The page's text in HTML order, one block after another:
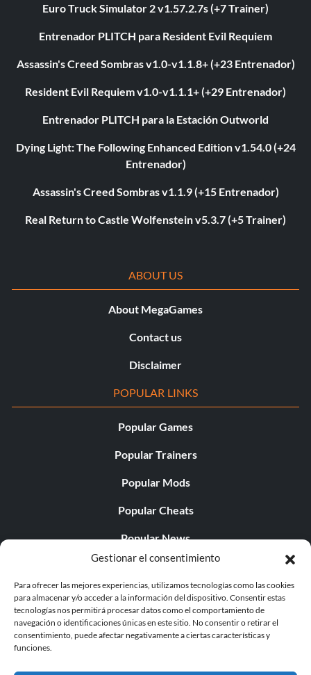
Gestionar el consentimiento
Para ofrecer las mejores experiencias, utilizamos tecnologías como las cookies
para almacenar y/o acceder a la información del dispositivo. Consentir estas
tecnologías nos permitirá procesar datos como el comportamiento de
navegación o identificaciones únicas en este sitio. No consentir o retirar el
consentimiento, puede afectar negativamente a ciertas características y
funciones.
Euro Truck Simulator 2 v1.57.2.7s (+7 Trainer)
Entrenador PLITCH para Resident Evil Requiem
Assassin's Creed Sombras v1.0-v1.1.8+ (+23 Entrenador)
Resident Evil Requiem v1.0-v1.1.1+ (+29 Entrenador)
Entrenador PLITCH para la Estación Outworld
Dying Light: The Following Enhanced Edition v1.54.0 (+24
Entrenador)
Assassin's Creed Sombras v1.1.9 (+15 Entrenador)
Real Return to Castle Wolfenstein v5.3.7 (+5 Trainer)
ABOUT US
About MegaGames
Contact us
Disclaimer
POPULAR LINKS
Popular Games
Popular Trainers
Popular Mods
Popular Cheats
Popular News
Popular Editorials
Popular Free Games
LATEST UPDATES